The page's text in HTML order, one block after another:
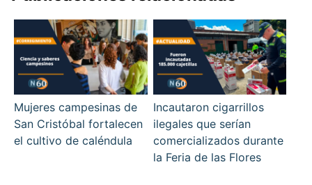
Mujeres campesinas de
San Cristóbal fortalecen
el cultivo de caléndula
Incautaron cigarrillos
ilegales que serían
comercializados durante
la Feria de las Flores